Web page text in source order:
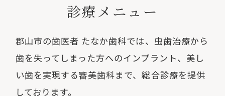
診療メニュー
郡山市の歯医者 たなか歯科では、⾍⻭治療から
⻭を失ってしまった方へのインプラント、 美し
い⻭を実現する審美⻭科まで、総合診療を提供
しております。